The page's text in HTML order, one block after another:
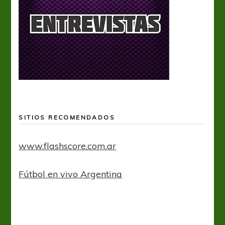
SITIOS RECOMENDADOS
www.flashscore.com.ar
Fútbol en vivo Argentina